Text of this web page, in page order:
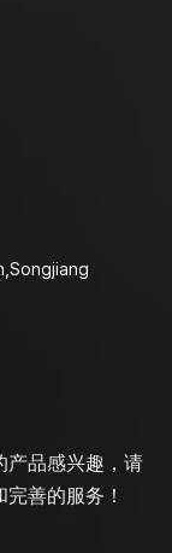
产品感兴趣，请
善的服务！